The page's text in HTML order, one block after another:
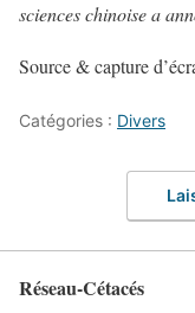
sciences chinoise a
Source & capture
Catégories : Divers
Réseau-Cétacés